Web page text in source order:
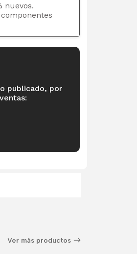
nuevos.
publicado, por
Ver más productos